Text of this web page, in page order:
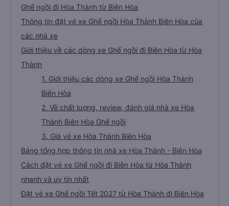
Ghế ngồi đi Hòa Thành từ Biên Hòa
Thông tin đặt vé xe Ghế ngồi Hòa Thành Biên Hòa của
các nhà xe
Giới thiệu về các dòng xe Ghế ngồi đi Biên Hòa từ Hòa
Thành
1. Giới thiệu các dòng xe Ghế ngồi Hòa Thành
Biên Hòa
2. Về chất lượng, review, đánh giá nhà xe Hòa
Thành Biên Hòa Ghế ngồi
3. Giá vé xe Hòa Thành Biên Hòa
Bảng tổng hợp thông tin nhà xe Hòa Thành - Biên Hòa
Cách đặt vé xe Ghế ngồi đi Biên Hòa từ Hòa Thành
nhanh và uy tín nhất
Đặt vé xe Ghế ngồi Tết 2027 từ Hòa Thành đi Biên Hòa